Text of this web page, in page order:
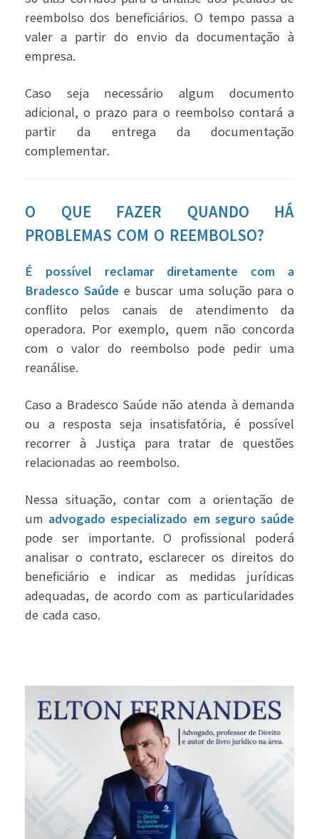
reembolso dos beneficiários. O tempo passa a
valer a partir do envio da documentação à
empresa.
Caso seja necessário algum documento
adicional, o prazo para o reembolso contará a
partir da entrega da documentação
complementar.
O QUE FAZER QUANDO HÁ
PROBLEMAS COM O REEMBOLSO?
É possível reclamar diretamente com a
Bradesco Saúde e buscar uma solução para o
conflito pelos canais de atendimento da
operadora. Por exemplo, quem não concorda
com o valor do reembolso pode pedir uma
reanálise.
Caso a Bradesco Saúde não atenda à demanda
ou a resposta seja insatisfatória, é possível
recorrer à Justiça para tratar de questões
relacionadas ao reembolso.
Nessa situação, contar com a orientação de
um advogado especializado em seguro saúde
pode ser importante. O profissional poderá
analisar o contrato, esclarecer os direitos do
beneficiário e indicar as medidas jurídicas
adequadas, de acordo com as particularidades
de cada caso.